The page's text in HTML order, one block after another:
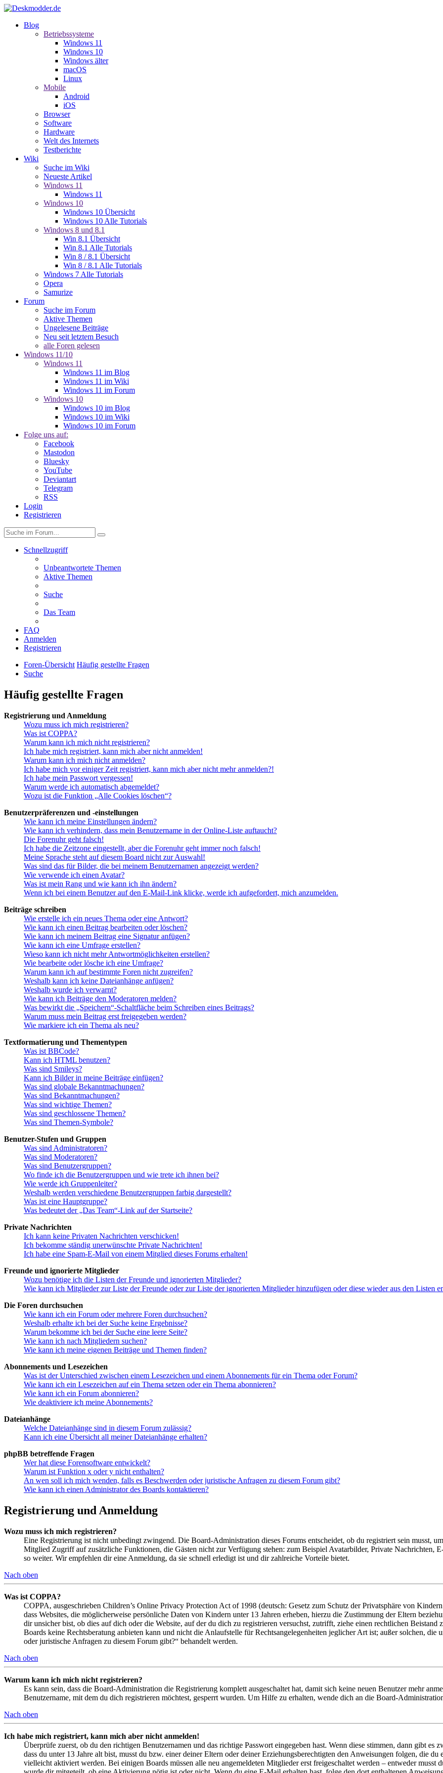
Blog
Betriebssysteme
Windows 11
Windows 10
Windows älter
macOS
Linux
Mobile
Android
iOS
Browser
Software
Hardware
Welt des Internets
Testberichte
Wiki
Suche im Wiki
Neueste Artikel
Windows 11
Windows 11
Windows 10
Windows 10 Übersicht
Windows 10 Alle Tutorials
Windows 8 und 8.1
Win 8.1 Übersicht
Win 8.1 Alle Tutorials
Win 8 / 8.1 Übersicht
Win 8 / 8.1 Alle Tutorials
Windows 7 Alle Tutorials
Opera
Samurize
Forum
Suche im Forum
Aktive Themen
Ungelesene Beiträge
Neu seit letztem Besuch
alle Foren gelesen
Windows 11/10
Windows 11
Windows 11 im Blog
Windows 11 im Wiki
Windows 11 im Forum
Windows 10
Windows 10 im Blog
Windows 10 im Wiki
Windows 10 im Forum
Folge uns auf:
Facebook
Mastodon
Bluesky
YouTube
Deviantart
Telegram
RSS
Login
Registrieren
Schnellzugriff
Unbeantwortete Themen
Aktive Themen
Suche
Das Team
FAQ
Anmelden
Registrieren
Foren-Übersicht Häufig gestellte Fragen
Suche
Häufig gestellte Fragen
Registrierung und Anmeldung
Wozu muss ich mich registrieren?
Was ist COPPA?
Warum kann ich mich nicht registrieren?
Ich habe mich registriert, kann mich aber nicht anmelden!
Warum kann ich mich nicht anmelden?
Ich habe mich vor einiger Zeit registriert, kann mich aber nicht mehr anmelden?!
Ich habe mein Passwort vergessen!
Warum werde ich automatisch abgemeldet?
Wozu ist die Funktion „Alle Cookies löschen“?
Benutzerpräferenzen und -einstellungen
Wie kann ich meine Einstellungen ändern?
Wie kann ich verhindern, dass mein Benutzername in der Online-Liste auftaucht?
Die Forenuhr geht falsch!
Ich habe die Zeitzone eingestellt, aber die Forenuhr geht immer noch falsch!
Meine Sprache steht auf diesem Board nicht zur Auswahl!
Was sind das für Bilder, die bei meinem Benutzernamen angezeigt werden?
Wie verwende ich einen Avatar?
Was ist mein Rang und wie kann ich ihn ändern?
Wenn ich bei einem Benutzer auf den E-Mail-Link klicke, werde ich aufgefordert, mich anzumelden.
Beiträge schreiben
Wie erstelle ich ein neues Thema oder eine Antwort?
Wie kann ich einen Beitrag bearbeiten oder löschen?
Wie kann ich meinem Beitrag eine Signatur anfügen?
Wie kann ich eine Umfrage erstellen?
Wieso kann ich nicht mehr Antwortmöglichkeiten erstellen?
Wie bearbeite oder lösche ich eine Umfrage?
Warum kann ich auf bestimmte Foren nicht zugreifen?
Weshalb kann ich keine Dateianhänge anfügen?
Weshalb wurde ich verwarnt?
Wie kann ich Beiträge den Moderatoren melden?
Was bewirkt die „Speichern“-Schaltfläche beim Schreiben eines Beitrags?
Warum muss mein Beitrag erst freigegeben werden?
Wie markiere ich ein Thema als neu?
Textformatierung und Thementypen
Was ist BBCode?
Kann ich HTML benutzen?
Was sind Smileys?
Kann ich Bilder in meine Beiträge einfügen?
Was sind globale Bekanntmachungen?
Was sind Bekanntmachungen?
Was sind wichtige Themen?
Was sind geschlossene Themen?
Was sind Themen-Symbole?
Benutzer-Stufen und Gruppen
Was sind Administratoren?
Was sind Moderatoren?
Was sind Benutzergruppen?
Wo finde ich die Benutzergruppen und wie trete ich ihnen bei?
Wie werde ich Gruppenleiter?
Weshalb werden verschiedene Benutzergruppen farbig dargestellt?
Was ist eine Hauptgruppe?
Was bedeutet der „Das Team“-Link auf der Startseite?
Private Nachrichten
Ich kann keine Privaten Nachrichten verschicken!
Ich bekomme ständig unerwünschte Private Nachrichten!
Ich habe eine Spam-E-Mail von einem Mitglied dieses Forums erhalten!
Freunde und ignorierte Mitglieder
Wozu benötige ich die Listen der Freunde und ignorierten Mitglieder?
Wie kann ich Mitglieder zur Liste der Freunde oder zur Liste der ignorierten Mitglieder hinzufügen oder diese wieder aus den Listen
Die Foren durchsuchen
Wie kann ich ein Forum oder mehrere Foren durchsuchen?
Weshalb erhalte ich bei der Suche keine Ergebnisse?
Warum bekomme ich bei der Suche eine leere Seite?
Wie kann ich nach Mitgliedern suchen?
Wie kann ich meine eigenen Beiträge und Themen finden?
Abonnements und Lesezeichen
Was ist der Unterschied zwischen einem Lesezeichen und einem Abonnements für ein Thema oder Forum?
Wie kann ich ein Lesezeichen auf ein Thema setzen oder ein Thema abonnieren?
Wie kann ich ein Forum abonnieren?
Wie deaktiviere ich meine Abonnements?
Dateianhänge
Welche Dateianhänge sind in diesem Forum zulässig?
Kann ich eine Übersicht all meiner Dateianhänge erhalten?
phpBB betreffende Fragen
Wer hat diese Forensoftware entwickelt?
Warum ist Funktion x oder y nicht enthalten?
An wen soll ich mich wenden, falls es Beschwerden oder juristische Anfragen zu diesem Forum gibt?
Wie kann ich einen Administrator des Boards kontaktieren?
Registrierung und Anmeldung
Wozu muss ich mich registrieren?
Eine Registrierung ist nicht unbedingt zwingend. Die Board-Administration dieses Forums entscheidet, ob du registriert sein musst,
Mitglied Zugriff auf zusätzliche Funktionen, die Gästen nicht zur Verfügung stehen: zum Beispiel Avatarbilder, Private Nachrichten,
so weiter. Wir empfehlen dir eine Anmeldung, da sie schnell erledigt ist und dir zahlreiche Vorteile bietet.
Nach oben
Was ist COPPA?
COPPA, ausgeschrieben Children’s Online Privacy Protection Act of 1998 (deutsch: Gesetz zum Schutz der Privatsphäre von
dass Websites, die möglicherweise persönliche Daten von Kindern unter 13 Jahren erheben, hierzu die Zustimmung der Eltern
dir unsicher bist, ob dies auf dich oder die Website, auf der du dich zu registrieren versuchst, zutrifft, ziehe einen rechtlichen
Boards keine Rechtsberatung anbieten kann und nicht die Anlaufstelle für Rechtsangelegenheiten jeglicher Art ist; außer solchen,
oder juristische Anfragen zu diesem Forum gibt?“ behandelt werden.
Nach oben
Warum kann ich mich nicht registrieren?
Es kann sein, dass die Board-Administration die Registrierung komplett ausgeschaltet hat, damit sich keine neuen Benutzer mehr
Benutzername, mit dem du dich registrieren möchtest, gesperrt wurden. Um Hilfe zu erhalten, wende dich an die Board-
Nach oben
Ich habe mich registriert, kann mich aber nicht anmelden!
Überprüfe zuerst, ob du den richtigen Benutzernamen und das richtige Passwort eingegeben hast. Wenn diese stimmen, dann gibt es
dass du unter 13 Jahre alt bist, musst du bzw. einer deiner Eltern oder deiner Erziehungsberechtigten den Anweisungen folgen, die
vielleicht aktiviert werden. Bei einigen Boards müssen alle neu angemeldeten Mitglieder erst freigeschaltet werden – entweder musst